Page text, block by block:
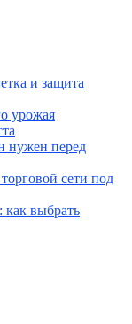
и защита
урожая
нужен перед
сети под
как выбрать